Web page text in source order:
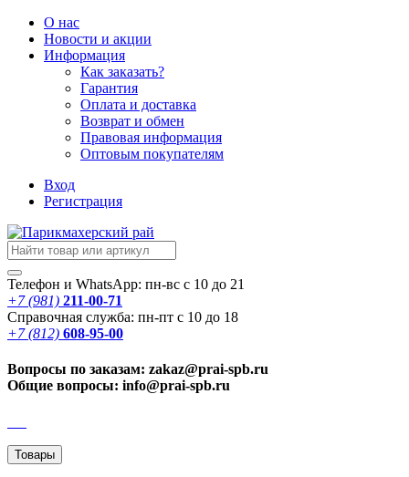
О нас
Новости и акции
Информация
Как заказать?
Гарантия
Оплата и доставка
Возврат и обмен
Правовая информация
Оптовым покупателям
Вход
Регистрация
Телефон и WhatsApp: пн-вс с 10 до 21
+7 (981) 211-00-71
Справочная служба: пн-пт с 10 до 18
+7 (812) 608-95-00
Вопросы по заказам: zakaz@prai-spb.ru
Общие вопросы: info@prai-spb.ru
Товары